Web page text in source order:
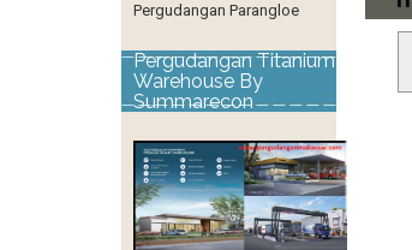
Pergudangan Parangloe
Pergudangan Titanium
Warehouse By
Summarecon